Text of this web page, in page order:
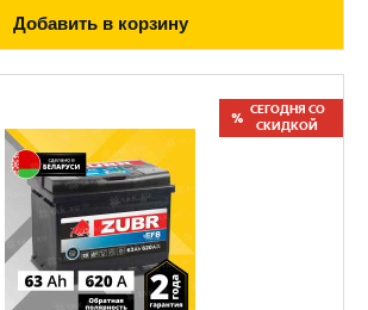
Добавить в корзину
СЕГОДНЯ СО
СКИДКОЙ